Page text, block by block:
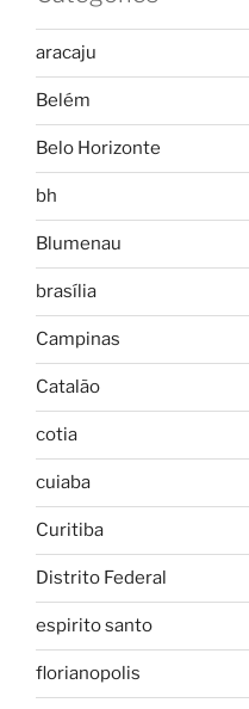
aracaju
Belém
Belo Horizonte
bh
Blumenau
brasília
Campinas
Catalão
cotia
cuiaba
Curitiba
Distrito Federal
espirito santo
florianopolis